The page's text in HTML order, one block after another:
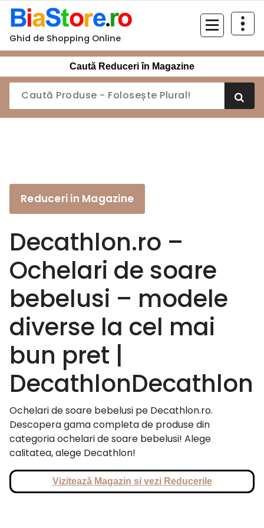
Sari
conținut
Ghid de Shopping Online
Caută Reduceri în Magazine
Reduceri in Magazine
Decathlon.ro –
Ochelari de soare
bebelusi – modele
diverse la cel mai
bun pret |
DecathlonDecathlon
Ochelari de soare bebelusi pe Decathlon.ro.
Descopera gama completa de produse din
categoria ochelari de soare bebelusi! Alege
calitatea, alege Decathlon!
Vizitează Magazin si vezi Reducerile